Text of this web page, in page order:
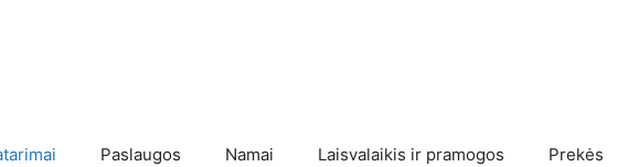
Paslaugos Namai Laisvalaikis ir pramogos Prekės